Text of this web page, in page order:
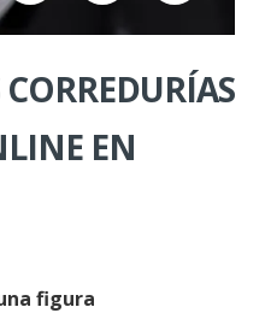
EN
figura